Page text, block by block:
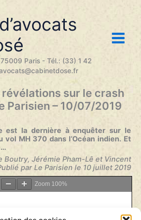
Paris - Tél.: (33) 1 42
sur le crash
Parisien – 10/07/2019
est la dernière à enquêter sur le
vol MH 370 dans l’Océan indien. Et
Boutry, Jérémie Pham-Lê et Vincent
par Le Parisien le 10 juillet 2019
Zoom 100%